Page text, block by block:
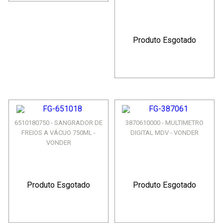
Produto Esgotado
6510180750 - SANGRADOR DE
FREIOS A VÁCUO 750ML -
VONDER
Produto Esgotado
3870610000 - MULTIMETRO
DIGITAL MDV - VONDER
Produto Esgotado